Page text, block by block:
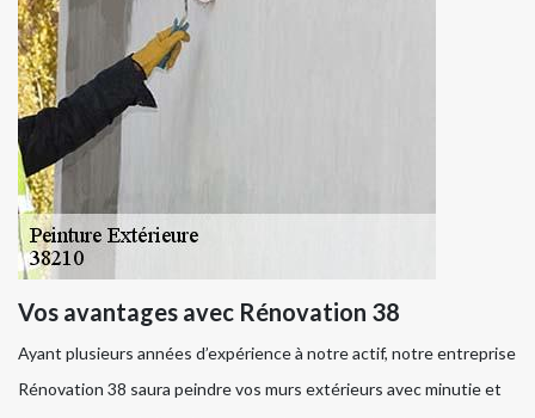
Vos avantages avec Rénovation 38
Ayant plusieurs années d’expérience à notre actif, notre entreprise
Rénovation 38 saura peindre vos murs extérieurs avec minutie et